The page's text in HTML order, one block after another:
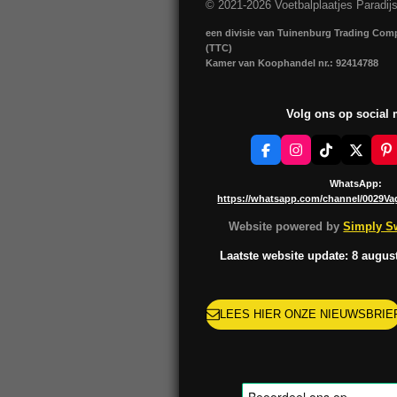
© 2021-2026 Voetbalplaatjes Paradijs
een divisie van Tuinenburg Trading
(TTC)
Kamer van Koophandel nr.: 92414788
Volg ons op social
F
a
e
b
o
o
I
n
t
a
g
r
m
T
k
T
o
k
X
P
i
t
e
r
e
t
WhatsApp:
https://whatsapp.com/channel/
Website powered bySimply
Laatste website update: 8
LEES HIER ONZE